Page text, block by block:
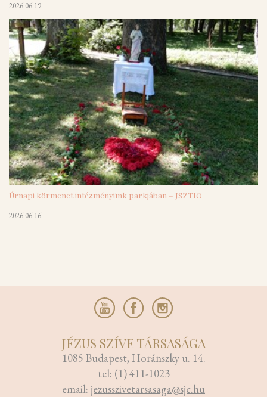
2026.06.19.
Úrnapi körmenet intézményünk parkjában – JSZTIO
2026.06.16.
JÉZUS SZÍVE TÁRSASÁGA
1085 Budapest, Horánszky u. 14.
tel: (1) 411-1023
email: jezusszivetarsasaga@sjc.hu